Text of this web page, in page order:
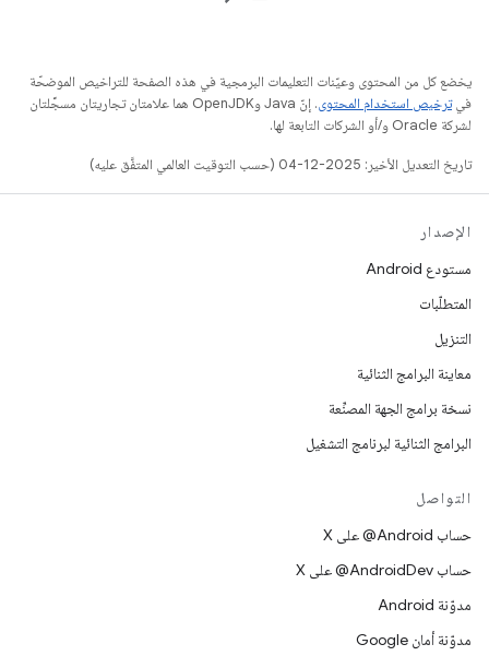
يخضع كل من المحتوى وعيّنات التعليمات البرمجية في هذه الصفحة للتراخيص الموضحّة
فيترخيص استخدام المحتوى
. إنّ Java وOpenJDK هما علامتان تجاريتان مسجَّلتان
لشركة Oracle و/أو الشركات التابعة لها.
تاريخ التعديل الأخير: 2025-12-04 (حسب التوقيت العالمي المتفَّق عليه)
الإصدار
مستودع Android
المتطلّبات
التنزيل
معاينة البرامج الثنائية
نسخة برامج الجهة المصنِّعة
البرامج الثنائية لبرنامج التشغيل
التواصل
حساب ‎@Android على X
حساب ‎@AndroidDev على X
مدوّنة Android
مدوّنة أمان Google